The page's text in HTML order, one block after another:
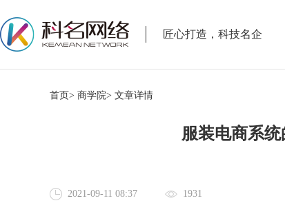
匠心打造，科技名企
首页> 商学院> 文章详情
服装电商系
2021-09-11 08:37 1931